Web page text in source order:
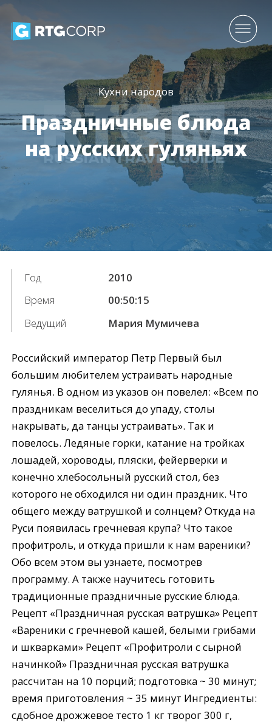
Кухни народов
Праздничные блюда
на русских гуляньях
Год
2010
Время
00:50:15
Ведущий
Мария Мумичева
Российский император Петр Первый был
большим любителем устраивать народные
гулянья. В одном из указов он повелел: «Всем по
праздникам веселиться до упаду, столы
накрывать, да танцы устраивать». Так и
повелось. Ледяные горки, катание на тройках
лошадей, хороводы, пляски, фейерверки и
конечно хлебосольный русский стол, без
которого не обходился ни один праздник. Что
общего между ватрушкой и солнцем? Откуда на
Руси появилась гречневая крупа? Что такое
профитроль, и откуда пришли к нам вареники?
Обо всем этом вы узнаете, посмотрев
программу. А также научитесь готовить
традиционные праздничные русские блюда.
Рецепт «Праздничная русская ватрушка» Рецепт
«Вареники с гречневой кашей, белыми грибами
и шкварками» Рецепт «Профитроли с сырной
начинкой» Праздничная русская ватрушка
рассчитан на 10 порций; подготовка ~ 30 минут;
время приготовления ~ 35 минут Ингредиенты:
сдобное дрожжевое тесто 1 кг творог 300 г,